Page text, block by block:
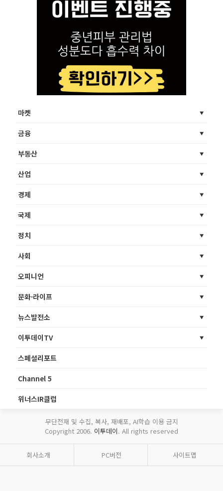
마켓
금융
부동산
산업
경제
국제
정치
사회
오피니언
문화·라이프
뉴스발전소
이투데이TV
스페셜리포트
Channel 5
위너스IR클럽
무단전재 및 수집, 복사, 재배포, AI학습 이용 금지
Copyright 2006. 이투데이. All rights reserved
회사소개 PC버전 사이트맵